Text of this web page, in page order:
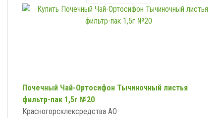
Почечный Чай-Ортосифон Тычиночный листья
фильтр-пак 1,5г №20
Красногорсклексредства АО